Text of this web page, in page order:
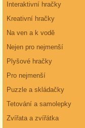
Interaktivní hračky
Kreativní hračky
Na ven a k vodě
Nejen pro nejmenší
Plyšové hračky
Pro nejmenší
Puzzle a skládačky
Tetování a samolepky
Zvířata a zvířátka